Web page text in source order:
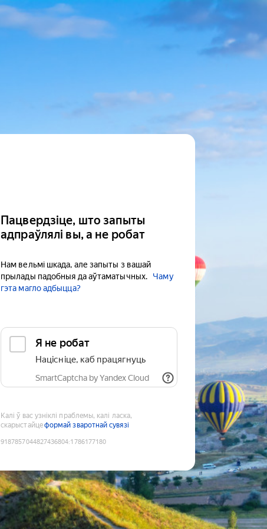
Пацвердзіце, што запыты
адпраўлялі вы, а не робат
Нам вельмі шкада, але запыты з вашай
прылады падобныя да аўтаматычных.
Чаму
гэта магло адбыцца?
Я не робат
Націсніце, каб працягнуць
SmartCaptcha by Yandex Cloud
Калі ў вас узніклі праблемы, калі ласка,
скарыстайцеформай зваротнай сувязі
9187857044827436804:1786177180